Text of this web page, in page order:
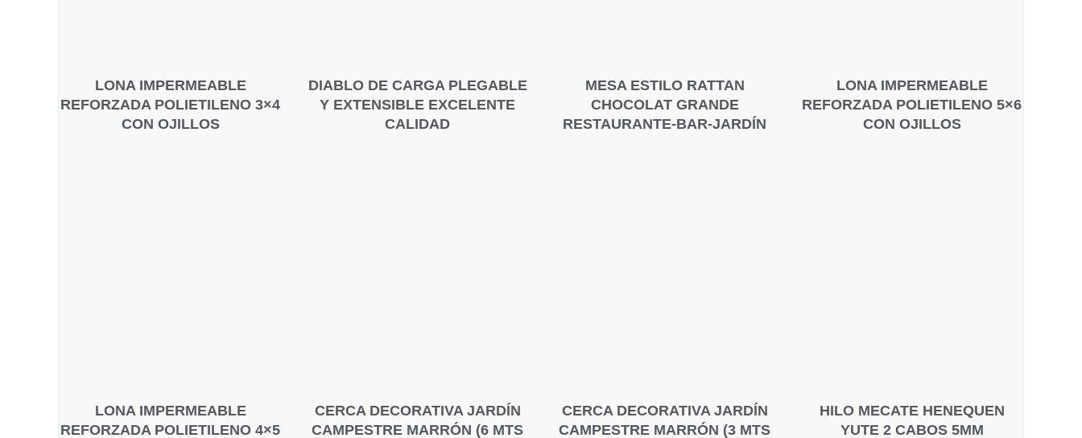
LONA IMPERMEABLE
REFORZADA POLIETILENO 3×4
CON OJILLOS
DIABLO DE CARGA PLEGABLE
Y EXTENSIBLE EXCELENTE
CALIDAD
MESA ESTILO RATTAN
CHOCOLAT GRANDE
RESTAURANTE-BAR-JARDÍN
LONA IMPERMEABLE
REFORZADA POLIETILENO 5×6
CON OJILLOS
LONA IMPERMEABLE
REFORZADA POLIETILENO 4×5
CERCA DECORATIVA JARDÍN
CAMPESTRE MARRÓN (6 MTS
CERCA DECORATIVA JARDÍN
CAMPESTRE MARRÓN (3 MTS
HILO MECATE HENEQUEN
YUTE 2 CABOS 5MM